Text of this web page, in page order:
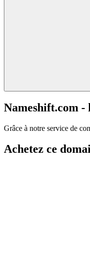
Nameshift.com -
Grâce à notre service de
Achetez ce